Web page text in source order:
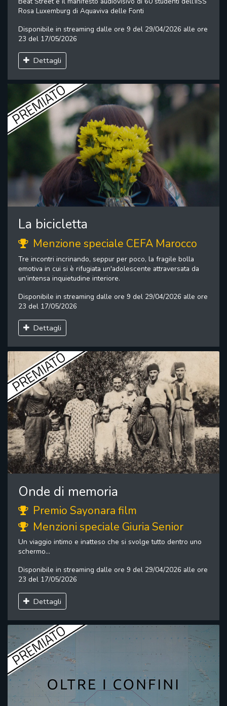
Rosa Luxemburg di Aquaviva delle Fonti
Disponibile in streaming dalle ore 9 del 29/04/2026 alle ore
23 del 17/05/2026
Dettagli
La bicicletta
Menzione speciale CEFA Marocco
Tre incontri incrinando, seppur per poco, la fragile bolla
emotiva in cui si è rifugiata un'adolescente attraversata da
un’intensa inquietudine interiore.
Disponibile in streaming dalle ore 9 del 29/04/2026 alle ore
23 del 17/05/2026
Dettagli
Onde di memoria
Premio Sayonara film
Menzioni speciale Giuria Senior
Un viaggio intimo e inatteso che si svolge tutto dentro uno
schermo...
Disponibile in streaming dalle ore 9 del 29/04/2026 alle ore
23 del 17/05/2026
Dettagli